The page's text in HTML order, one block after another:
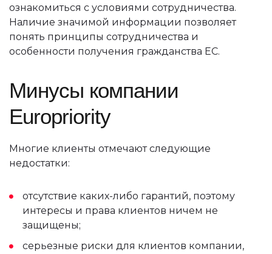
ознакомиться с условиями сотрудничества.
Наличие значимой информации позволяет
понять принципы сотрудничества и
особенности получения гражданства ЕС.
Минусы компании
Europriority
Многие клиенты отмечают следующие
недостатки:
отсутствие каких-либо гарантий, поэтому
интересы и права клиентов ничем не
защищены;
серьезные риски для клиентов компании,